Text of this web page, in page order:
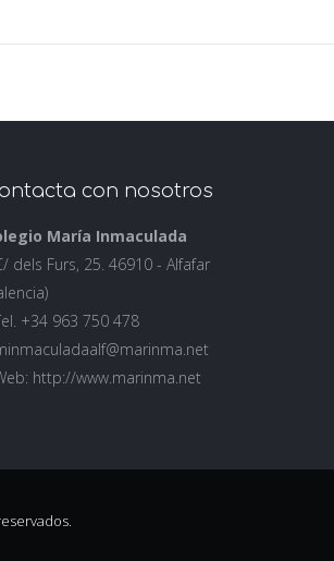
con nosotros
María Inmaculada
dels Furs, 25. 46910 - Alfafar
+34 963 750 478
http://www.marinma.net